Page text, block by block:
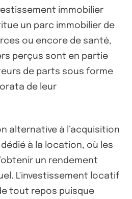
immobilier
un parc immobilier de
ou encore de santé,
perçus sont en partie
de parts sous forme
de leur
alternative à l’acquisition
dédié à la location, où les
un rendement
L'investissement locatif
tout repos puisque